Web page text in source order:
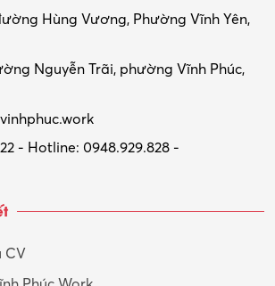
– Xe máy
– Quà tặng
Hùng Vương, Phường Vĩnh Yên,
Nguyễn Trãi, phường Vĩnh Phúc,
- Hotline: 0948.929.828 -
CV